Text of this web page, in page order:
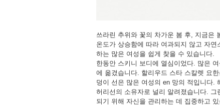
쓰라린 추위와 꽃의 차가운 봄 후, 지금은
온도가 상승함에 따라 여과되지 않고 자
하는 많은 여성을 쉽게 찾을 수 있습니다.
한동안 스키니 보디에 열심이었다. 많은
에 옮겼습니다. 할리우드 스타 스칼렛 요
덩이 선은 많은 여성의 en 망의 적입니다.
허리선의 소유자로 널리 알려졌습니다.
되기 위해 자신을 관리하는 데 집중하고